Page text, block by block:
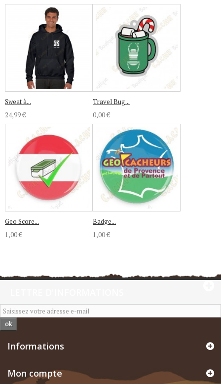
Sweat à...
24,99 €
Travel Bug...
0,00 €
Geo Score...
1,00 €
Badge...
1,00 €
ok
Informations
Mon compte